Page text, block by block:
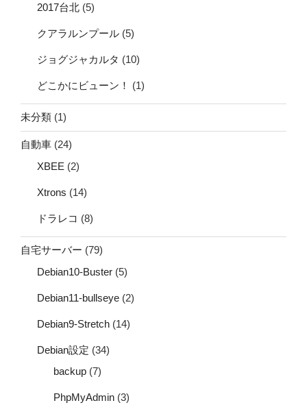
2017台北 (5)
クアラルンプール (5)
ジョグジャカルタ (10)
どこかにビューン！ (1)
未分類 (1)
自動車 (24)
XBEE (2)
Xtrons (14)
ドラレコ (8)
自宅サーバー (79)
Debian10-Buster (5)
Debian11-bullseye (2)
Debian9-Stretch (14)
Debian設定 (34)
backup (7)
PhpMyAdmin (3)